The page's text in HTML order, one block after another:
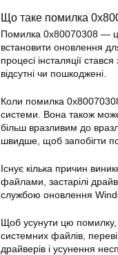
Що таке помилка
Помилка 0x80070308 —
встановити оновлення
процесі інсталяції
відсутні чи пошкоджені.
Коли помилка
системи. Вона також
більш вразливим до
швидше, щоб запобігти
Існує кілька причин
файлами, застарілі
службою оновлення
Щоб усунути цю помилку,
системних файлів,
драйверів і усунення